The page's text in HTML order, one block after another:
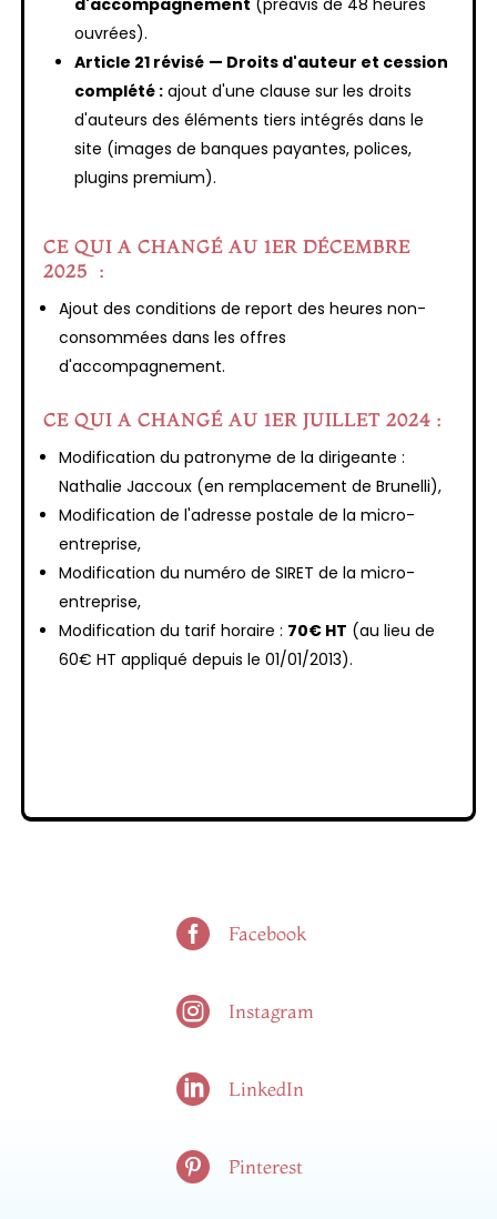
ouvrées).
Article 21 révisé — Droits d'auteur et cession
complété :ajout d'une clause sur les droits
d'auteurs des éléments tiers intégrés dans le
site (images de banques payantes, polices,
plugins premium).
CE QUI A CHANGÉ AU 1ER DÉCEMBRE
2025 :
Ajout des conditions de report des heures non-
consommées dans les offres
d'accompagnement.
CE QUI A CHANGÉ AU 1ER JUILLET 2024 :
Modification du patronyme de la dirigeante :
Nathalie Jaccoux (en remplacement de Brunelli),
Modification de l'adresse postale de la micro-
entreprise,
Modification du numéro de SIRET de la micro-
entreprise,
Modification du tarif horaire : 70€ HT (au lieu de
60€ HT appliqué depuis le 01/01/2013).
 Facebook
 Instagram
 LinkedIn
 Pinterest